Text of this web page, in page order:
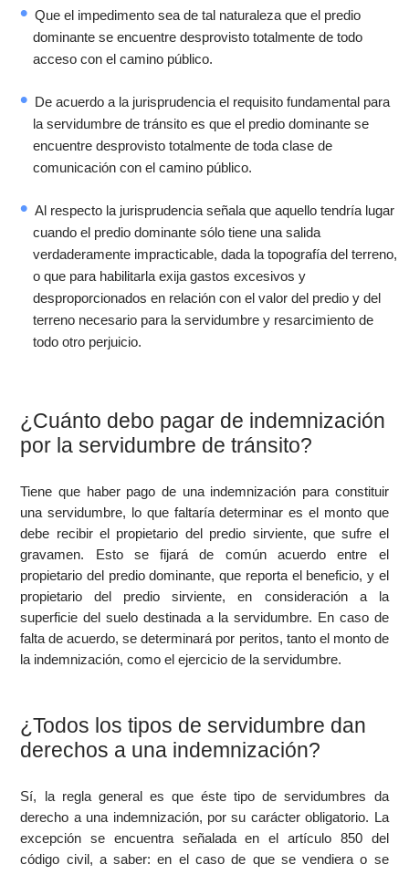
Que el impedimento sea de tal naturaleza que el predio
dominante se encuentre desprovisto totalmente de todo
acceso con el camino público.
De acuerdo a la jurisprudencia el requisito fundamental para
la servidumbre de tránsito es que el predio dominante se
encuentre desprovisto totalmente de toda clase de
comunicación con el camino público.
Al respecto la jurisprudencia señala que aquello tendría lugar
cuando el predio dominante sólo tiene una salida
verdaderamente impracticable, dada la topografía del terreno,
o que para habilitarla exija gastos excesivos y
desproporcionados en relación con el valor del predio y del
terreno necesario para la servidumbre y resarcimiento de
todo otro perjuicio.
¿Cuánto debo pagar de indemnización
por la servidumbre de tránsito?
Tiene que haber pago de una indemnización para constituir
una servidumbre, lo que faltaría determinar es el monto que
debe recibir el propietario del predio sirviente, que sufre el
gravamen. Esto se fijará de común acuerdo entre el
propietario del predio dominante, que reporta el beneficio, y el
propietario del predio sirviente, en consideración a la
superficie del suelo destinada a la servidumbre. En caso de
falta de acuerdo, se determinará por peritos, tanto el monto de
la indemnización, como el ejercicio de la servidumbre.
¿Todos los tipos de servidumbre dan
derechos a una indemnización?
Sí, la regla general es que éste tipo de servidumbres da
derecho a una indemnización, por su carácter obligatorio. La
excepción se encuentra señalada en el artículo 850 del
código civil, a saber: en el caso de que se vendiera o se